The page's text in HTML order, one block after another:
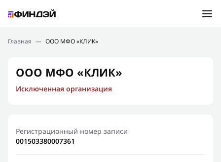
Подбор займа
Новости
Финансовое просвещение
Главная — ООО МФО «КЛИК»
ООО МФО «КЛИК»
Исключенная организация
Регистрационный номер записи
001503380007361
Ошибка:Контактная форма не найдена.
Спасибо, что написали нам
Мы свяжемся с Вами в ближайшее время и сообщим
результат
Отправить новый запрос